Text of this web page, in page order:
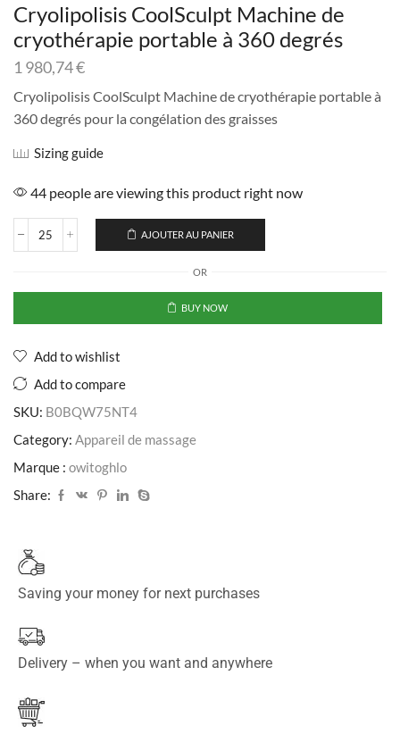
Cryolipolisis CoolSculpt Machine de
cryothérapie portable à 360 degrés
1 980,74€
Cryolipolisis CoolSculpt Machine de cryothérapie portable à
360 degrés pour la congélation des graisses
Sizing guide
44 people are viewing this product right now
AJOUTER AU PANIER
OR
BUY NOW
Add to wishlist
Add to compare
SKU: B0BQW75NT4
Category: Appareil de massage
Marque : owitoghlo
Share:
Saving your money for next purchases
Delivery – when you want and anywhere